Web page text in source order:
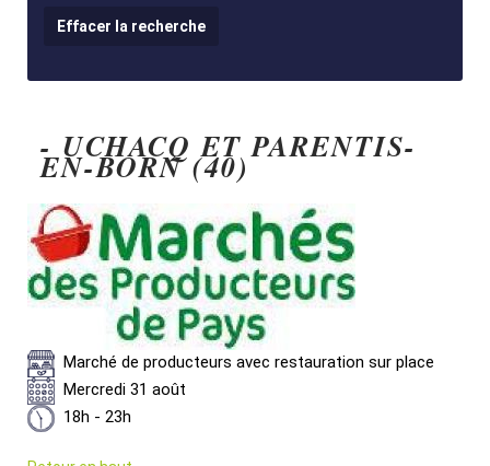
- UCHACQ ET PARENTIS-
EN-BORN (40)
Marché de producteurs avec restauration sur place
Mercredi 31 août
18h - 23h